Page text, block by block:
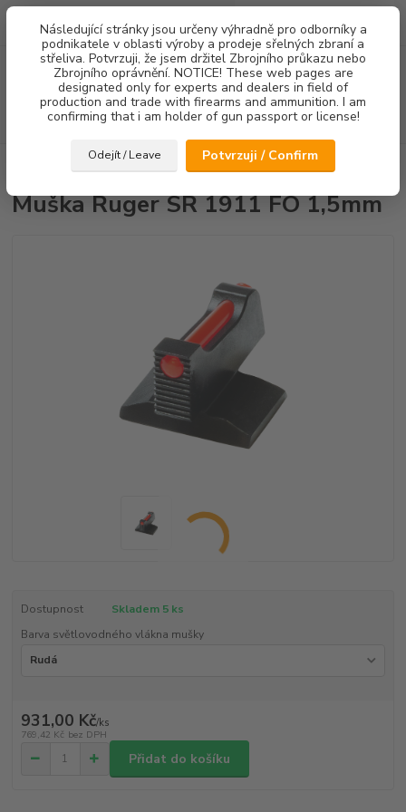
Následující stránky jsou určeny výhradně pro odborníky a
podnikatele v oblasti výroby a prodeje sřelných zbraní a
střeliva. Potvrzuji, že jsem držitel Zbrojního průkazu nebo
Zbrojního oprávnění. NOTICE! These web pages are
designated only for experts and dealers in field of
production and trade with firearms and ammunition. I am
confirming that i am holder of gun passport or license!
Odejít / Leave Potvrzuji / Confirm
Menu
Hledat
za0,00 Kč
Muška Ruger SR 1911 FO 1,5mm
Muška Ruger SR 1911 FO 1,5mm
Dostupnost
Skladem 5 ks
Barva světlovodného vlákna mušky
931,00 Kč/ks
769,42 Kč bez DPH
Přidat do košíku